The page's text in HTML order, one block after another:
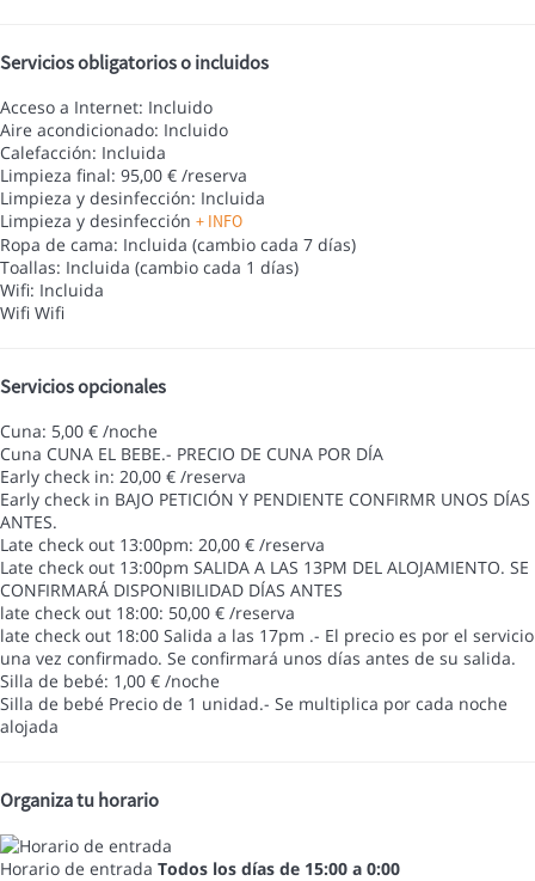
Servicios obligatorios o incluidos
Acceso a Internet: Incluido
Aire acondicionado: Incluido
Calefacción: Incluida
Limpieza final: 95,00 € /reserva
Limpieza y desinfección: Incluida
Limpieza y desinfección + INFO
Ropa de cama: Incluida (cambio cada 7 días)
Toallas: Incluida (cambio cada 1 días)
Wifi: Incluida
Wifi Wifi
Servicios opcionales
Cuna: 5,00 € /noche
Cuna CUNA EL BEBE.- PRECIO DE CUNA POR DÍA
Early check in: 20,00 € /reserva
Early check in BAJO PETICIÓN Y PENDIENTE CONFIRMR UNOS DÍAS
ANTES.
Late check out 13:00pm: 20,00 € /reserva
Late check out 13:00pm SALIDA A LAS 13PM DEL ALOJAMIENTO. SE
CONFIRMARÁ DISPONIBILIDAD DÍAS ANTES
late check out 18:00: 50,00 € /reserva
late check out 18:00 Salida a las 17pm .- El precio es por el servicio
una vez confirmado. Se confirmará unos días antes de su salida.
Silla de bebé: 1,00 € /noche
Silla de bebé Precio de 1 unidad.- Se multiplica por cada noche
alojada
Organiza tu horario
Horario de entrada Todos los días de 15:00 a 0:00